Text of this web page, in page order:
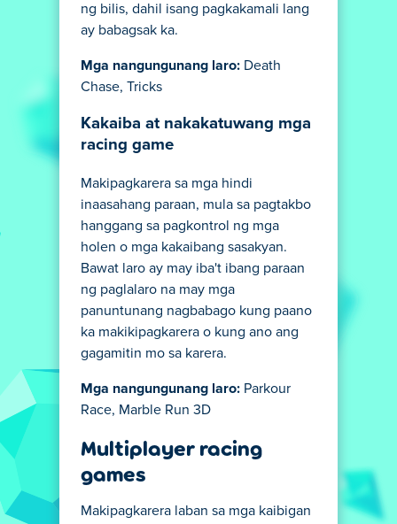
ng bilis, dahil isang pagkakamali lang
ay babagsak ka.
Mga nangungunang laro: Death
Chase, Tricks
Kakaiba at nakakatuwang mga
racing game
Makipagkarera sa mga hindi
inaasahang paraan, mula sa pagtakbo
hanggang sa pagkontrol ng mga
holen o mga kakaibang sasakyan.
Bawat laro ay may iba't ibang paraan
ng paglalaro na may mga
panuntunang nagbabago kung paano
ka makikipagkarera o kung ano ang
gagamitin mo sa karera.
Mga nangungunang laro: Parkour
Race, Marble Run 3D
Multiplayer racing
games
Makipagkarera laban sa mga kaibigan